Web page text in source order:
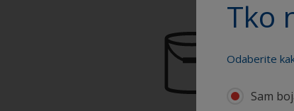
Tko
Odaberite
Sam